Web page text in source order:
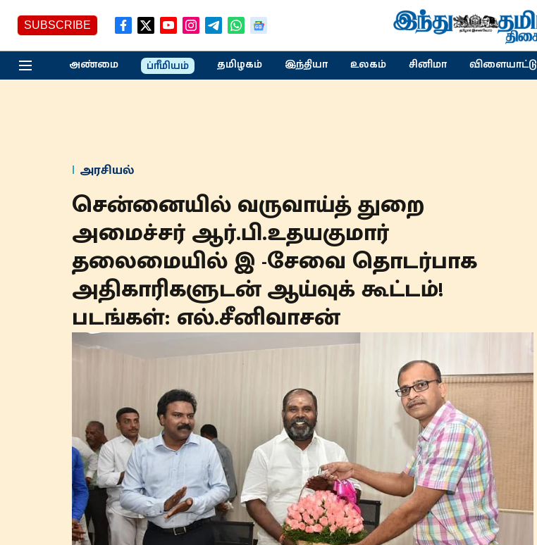
SUBSCRIBE
அண்மை ப்ரீமியம் தமிழகம் இந்தியா உலகம் சினிமா விளையாட்டு
அரசியல்
சென்னையில் வருவாய்த் துறை
அமைச்சர் ஆர்.பி.உதயகுமார்
தலைமையில் இ -சேவை தொடர்பாக
அதிகாரிகளுடன் ஆய்வுக் கூட்டம்!
படங்கள்: எல்.சீனிவாசன்